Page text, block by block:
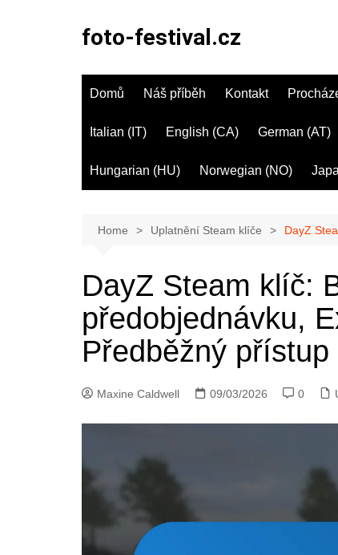
foto-festival.cz
Domů Náš příběh Kontakt
Italian (IT) English (CA) German (AT)
Hungarian (HU) Norwegian (NO)
Home Uplatnění Steam klíče DayZ
DayZ Steam klíč:
předobjednávku,
Předběžný přístup
Maxine Caldwell 09/03/2026 0